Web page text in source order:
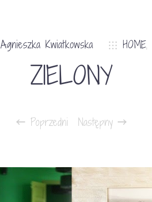
Agnieszka Kwiatkowska HOME,
ZIELONY
Poprzedni Następny